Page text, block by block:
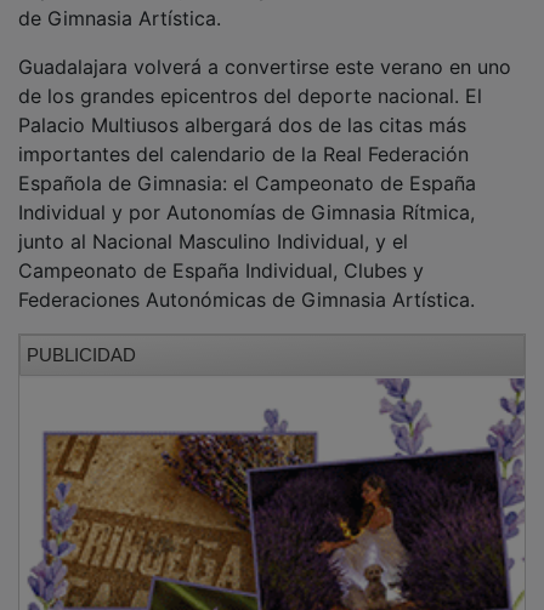
de los grandes epicentros del deporte nacional. El
Palacio Multiusos albergará dos de las citas más
importantes del calendario de la Real Federación
Española de Gimnasia: el Campeonato de España
Individual y por Autonomías de Gimnasia Rítmica,
junto al Nacional Masculino Individual, y el
Campeonato de España Individual, Clubes y
Federaciones Autonómicas de Gimnasia Artística.